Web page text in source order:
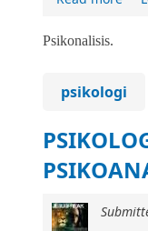
Psikonalisis.
psikologi